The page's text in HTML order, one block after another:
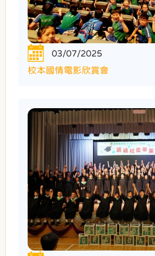
03/07/2025
校本國情電影欣賞會